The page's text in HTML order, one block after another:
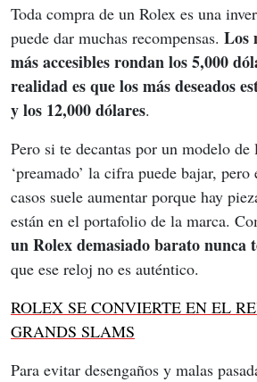
Toda compra de un Rolex es una
puede dar muchas recompensas. Los
más accesibles rondan los 5,000
realidad es que los más deseados
y los 12,000 dólares.
Pero si te decantas por un modelo
‘preamado’ la cifra puede bajar,
casos suele aumentar porque hay
están en el portafolio de la marca.
un Rolex demasiado barato nunca
que ese reloj no es auténtico.
ROLEX SE CONVIERTE EN EL
GRANDS SLAMS
Para evitar desengaños y malas